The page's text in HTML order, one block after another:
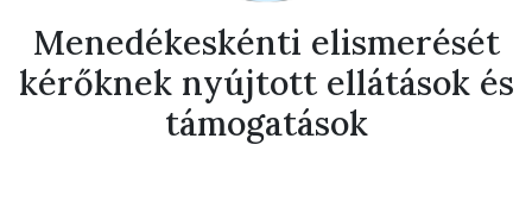
Menedékeskénti elismerését
kérőknek nyújtott ellátások és
támogatások